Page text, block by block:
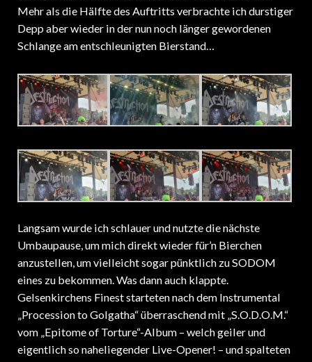
Mehr als die Hälfte des Auftritts verbrachte ich durstiger
Depp aber wieder in der nun noch länger gewordenen
Schlange am entschleunigten Bierstand…
Langsam wurde ich schlauer und nutzte die nächste
Umbaupause, um mich direkt wieder für’n Bierchen
anzustellen, um vielleicht sogar pünktlich zu SODOM
eines zu bekommen. Was dann auch klappte.
Gelsenkirchens Finest starteten nach dem Instrumental
„Procession to Golgatha“ überraschend mit „S.O.D.O.M.“
vom „Epitome of Torture“-Album – welch geiler und
eigentlich so naheliegender Live-Opener! – und spalteten